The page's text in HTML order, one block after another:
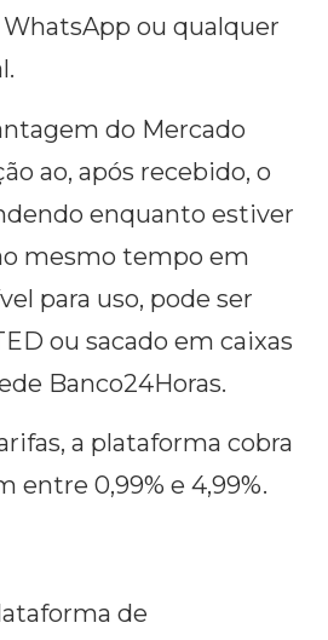
ou qualquer
do Mercado
ao, após recebido, o
enquanto estiver
mesmo tempo em
para uso, pode ser
ou sacado em caixas
Banco24Horas.
a plataforma cobra
entre 0,99% e 4,99%.
de